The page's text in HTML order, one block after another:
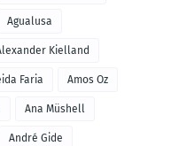
Agualusa
Kielland
Faria Amos Oz
Ana Müshell
André Gide